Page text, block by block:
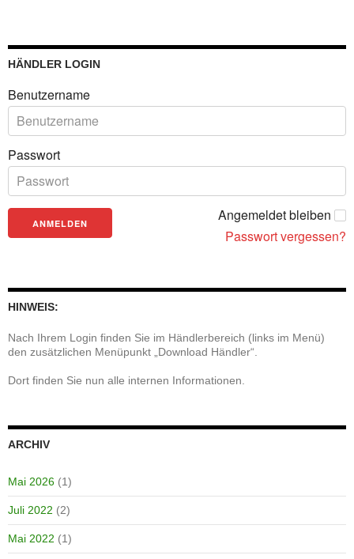
HÄNDLER LOGIN
Benutzername
Passwort
Angemeldet bleiben
Passwort vergessen?
HINWEIS:
Nach Ihrem Login finden Sie im Händlerbereich (links im Menü)
den zusätzlichen Menüpunkt „Download Händler“.
Dort finden Sie nun alle internen Informationen.
ARCHIV
Mai 2026 (1)
Juli 2022 (2)
Mai 2022 (1)